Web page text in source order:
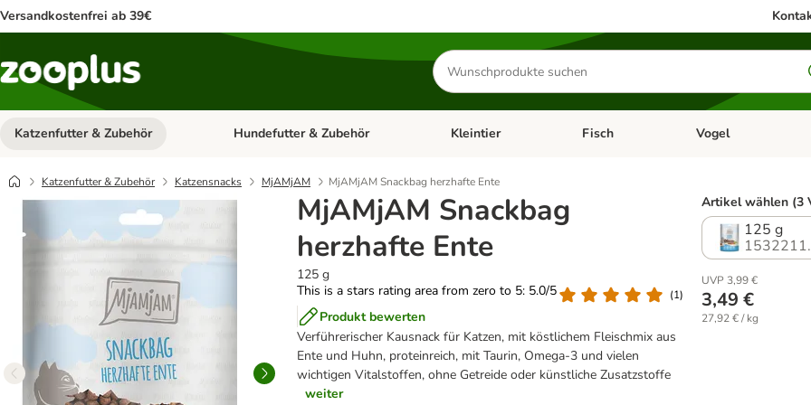
Versandkostenfrei ab 39€
Produkte
suchen
Katzenfutter & Zubehör Kategorie-Menü öffnen: Katzenfutter & Zubehör
Hundefutter & Zubehör Kategorie-Menü öffnen: Hundefutter & Zubehör
Kleintier Kategorie-Menü öffnen: Kleintier
Fisch Kategorie-Menü
Vogel
Katzenfutter & Zubehör Katzensnacks MjAMjAM MjAMjAM Snackbag herzhafte Ente
MjAMjAM Snackbag
herzhafte Ente
125 g
This is a stars rating area from zero to 5: 5.0/5
(1)
Produkt bewerten
Verführerischer Kausnack für Katzen, mit köstlichem Fleischmix aus
Ente und Huhn, proteinreich, mit Taurin, Omega-3 und vielen
wichtigen Vitalstoffen, ohne Getreide oder künstliche Zusatzstoffe
weiter
Artikel wählen (3
125 g
UVP 3,99 €
3,49 €
27,92 € / kg